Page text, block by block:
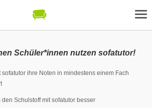
Schüler*innen nutzen sofatutor!
sofatutor ihre Noten in mindestens einem Fach
den Schulstoff mit sofatutor besser